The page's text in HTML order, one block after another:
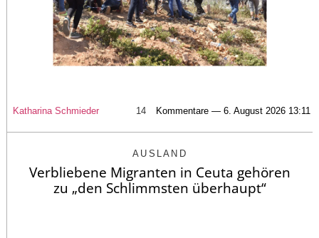
Katharina Schmieder 14 Kommentare — 6. August 2026 13:11
AUSLAND
Verbliebene Migranten in Ceuta gehören
zu „den Schlimmsten überhaupt“